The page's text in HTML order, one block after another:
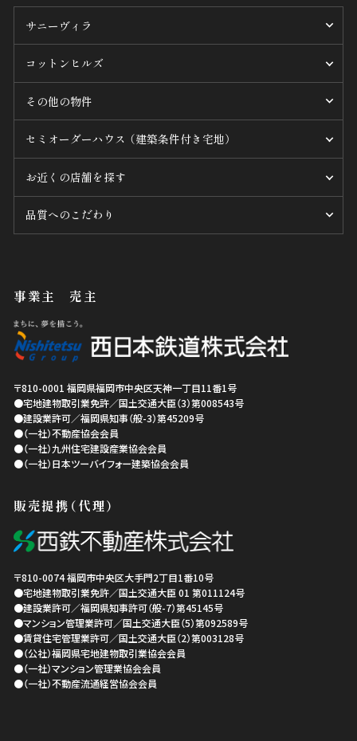
サニーヴィラ
コットンヒルズ
その他の物件
セミオーダーハウス （建築条件付き宅地）
お近くの店舗を探す
品質へのこだわり
事業主 売主
〒810-0001 福岡県福岡市中央区天神一丁目11番1号
●宅地建物取引業免許／国土交通大臣（3）第008543号
●建設業許可／福岡県知事（般-3）第45209号
●（一社）不動産協会会員
●（一社）九州住宅建設産業協会会員
●（一社）日本ツーバイフォー建築協会会員
販売提携（代理）
〒810-0074福岡市中央区大手門2丁目1番10号
●宅地建物取引業免許／国土交通大臣 01 第011124号
●建設業許可／福岡県知事許可（般-7）第45145号
●マンション管理業許可／国土交通大臣（5）第092589号
●賃貸住宅管理業許可／国土交通大臣（2）第003128号
●（公社）福岡県宅地建物取引業協会会員
●（一社）マンション管理業協会会員
●（一社）不動産流通経営協会会員